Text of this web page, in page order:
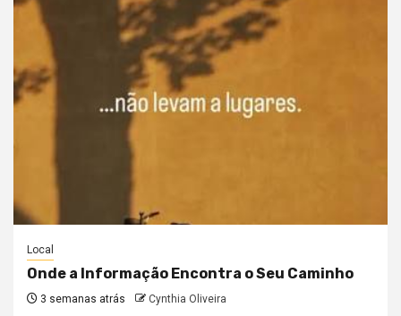
Local
Onde a Informação Encontra o Seu Caminho
3 semanas atrás Cynthia Oliveira